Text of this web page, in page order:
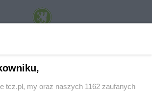
Sp. z o.o. Internetowy Serwis Informacyjny Miasta
tcz.pl, my oraz naszych 1162 zaufanych